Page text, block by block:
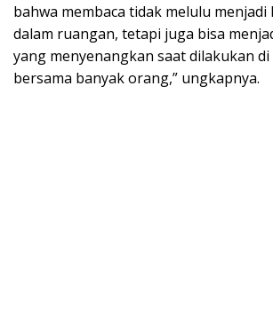
bahwa membaca tidak melulu menjadi
dalam ruangan, tetapi juga bisa
yang menyenangkan saat dilakukan
bersama banyak orang,” ungkapnya.